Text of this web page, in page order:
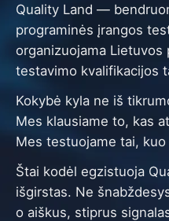
Quality Land —
programinės įrangos
organizuojama Lietuvos
testavimo kvalifikacijos
Kokybė kyla ne iš
Mes klausiame to, kas
Mes testuojame tai,
Štai kodėl egzistuoja
išgirstas. Ne
o aiškus, stiprus